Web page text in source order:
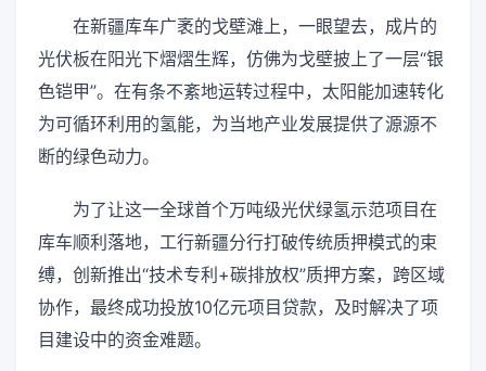
在新疆库车广袤的戈壁滩上，一眼望去，成片的
光伏板在阳光下熠熠生辉，仿佛为戈壁披上了一层“银
色铠甲”。在有条不紊地运转过程中，太阳能加速转化
为可循环利用的氢能，为当地产业发展提供了源源不
断的绿色动力。
为了让这一全球首个万吨级光伏绿氢示范项目在
库车顺利落地，工行新疆分行打破传统质押模式的束
缚，创新推出“技术专利+碳排放权”质押方案，跨区域
协作，最终成功投放10亿元项目贷款，及时解决了项
目建设中的资金难题。